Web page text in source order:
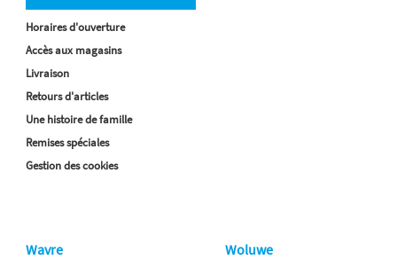
Horaires d'ouverture
Accès aux magasins
Livraison
Retours d'articles
Une histoire de famille
Remises spéciales
Gestion des cookies
Wavre Woluwe